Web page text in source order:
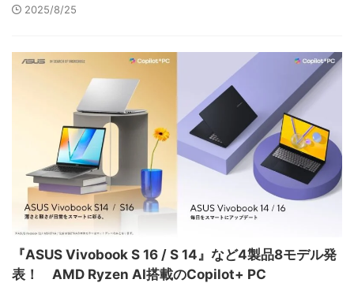
2025/8/25
『ASUS Vivobook S 16 / S 14』など4製品8モデル発
表！ AMD Ryzen AI搭載のCopilot+ PC